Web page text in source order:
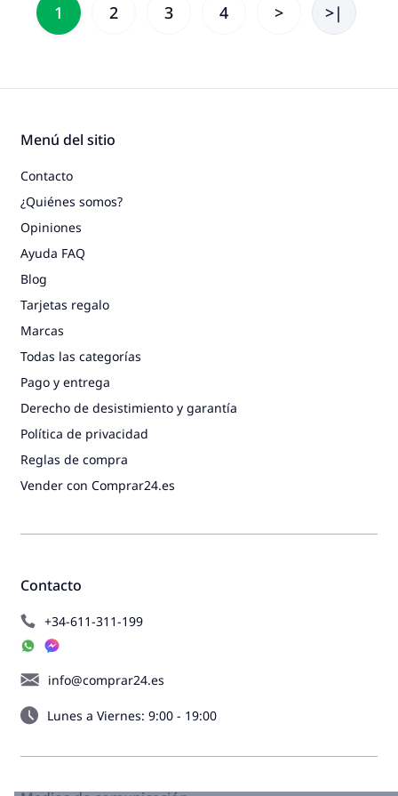
1 2 3 4 > >|
Contacto
+34-611-311-199
info@comprar24.es
Lunes a Viernes: 9:00 - 19:00
Menú del sitio
Contacto
¿Quiénes somos?
Opiniones
Ayuda FAQ
Blog
Tarjetas regalo
Marcas
Todas las categorías
Pago y entrega
Derecho de desistimiento y garantía
Política de privacidad
Reglas de compra
Vender con Comprar24.es